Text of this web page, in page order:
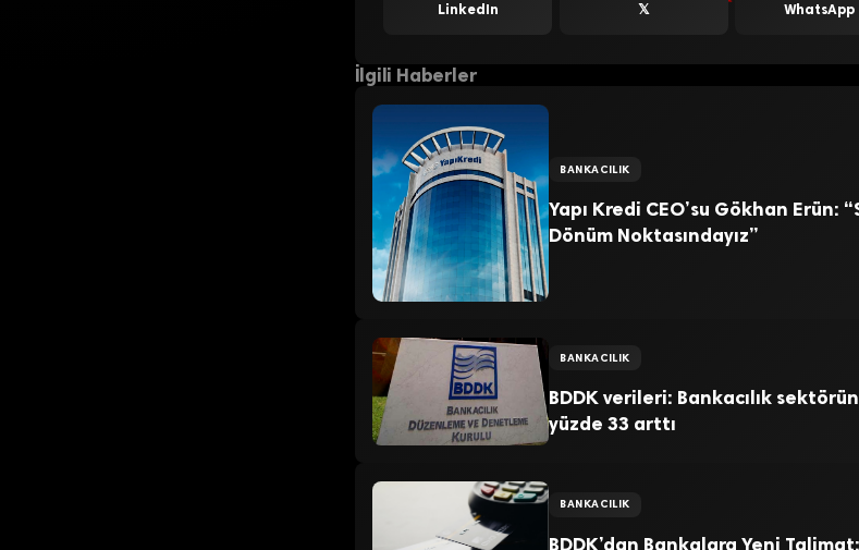
LinkedIn 𝕏 WhatsApp
İlgili Haberler
BANKACILIK
Yapı Kredi CEO’su Gökhan Erün:
Dönüm Noktasındayız”
BANKACILIK
BDDK verileri: Bankacılık
yüzde 33 arttı
BANKACILIK
BDDK’dan Bankalara Yeni